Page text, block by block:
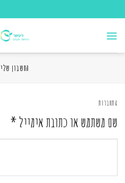
to
content
החשבון שלי
התחברות
שם משתמש או כתובת אימייל*